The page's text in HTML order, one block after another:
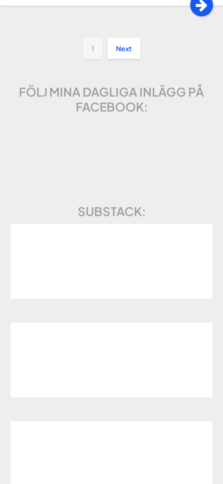
1 Next
FÖLJ MINA DAGLIGA INLÄGG PÅ
FACEBOOK:
SUBSTACK: